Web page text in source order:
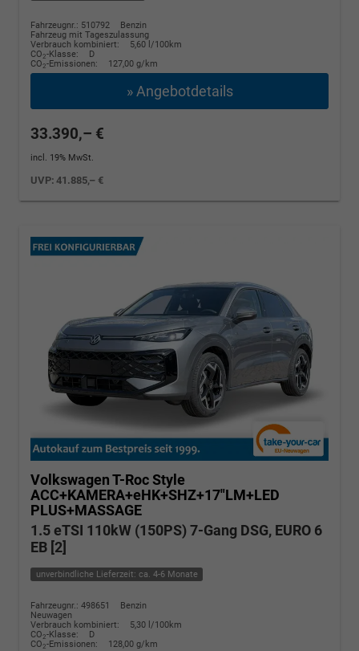
Fahrzeugnr.: 510792
Benzin
Fahrzeug mit Tageszulassung
Verbrauch kombiniert:
5,60 l/100km
CO2-Klasse:
D
CO2-Emissionen: 127,00 g/km
» Angebotdetails
33.390,– €
incl. 19% MwSt.
UVP:41.885,– €
Volkswagen T-RocStyle
ACC+KAMERA+eHK+SHZ+17"LM+LED
PLUS+MASSAGE
1.5 eTSI 110kW (150PS) 7-Gang DSG, EURO 6
EB [2]
unverbindliche Lieferzeit: ca. 4-6 Monate
Fahrzeugnr.: 498651
Benzin
Neuwagen
Verbrauch kombiniert:
5,30 l/100km
CO2-Klasse:
D
CO2-Emissionen: 128,00 g/km